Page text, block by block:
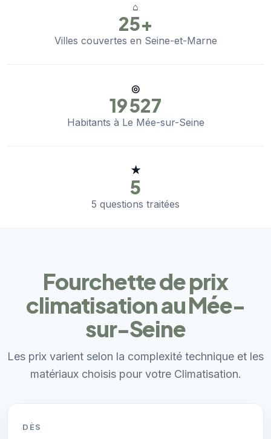
⌂
25+
Villes couvertes en Seine-et-Marne
◎
19 527
Habitants à Le Mée-sur-Seine
★
5
5 questions traitées
Fourchette de prix
climatisation au Mée-
sur-Seine
Les prix varient selon la complexité technique et les
matériaux choisis pour votre Climatisation.
DÈS